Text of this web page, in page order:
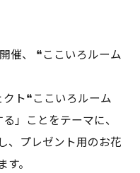
催、 ❝ここいろルーム
ト❝ここいろルーム
」ことをテーマに、
、プレゼント用のお花
。